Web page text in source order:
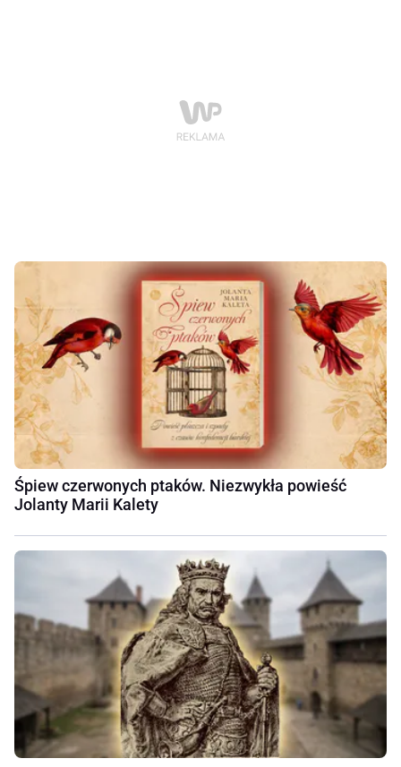
Śpiew czerwonych ptaków. Niezwykła powieść
Jolanty Marii Kalety